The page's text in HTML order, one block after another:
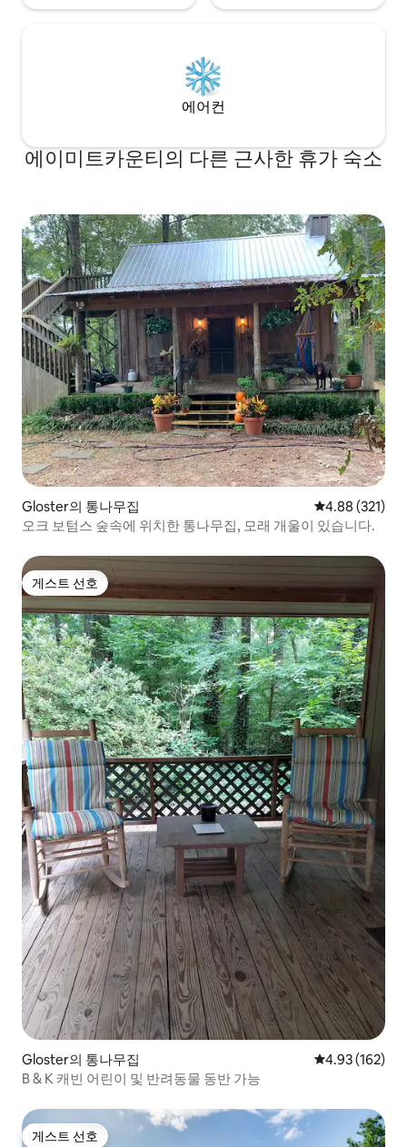
에어컨
에이미트카운티의 다른 근사한 휴가 숙소
Gloster의 통나무집 평점 4.88점(5
4.88 (321)
오크 보텀스 숲속에 위치한 통나무집, 모래 개울이 있습니다.
게스트 선호
게스트 선호
Gloster의 통나무집 평점 4.93점(5
4.93 (162)
B & K 캐빈 어린이 및 반려동물 동반 가능
게스트 선호